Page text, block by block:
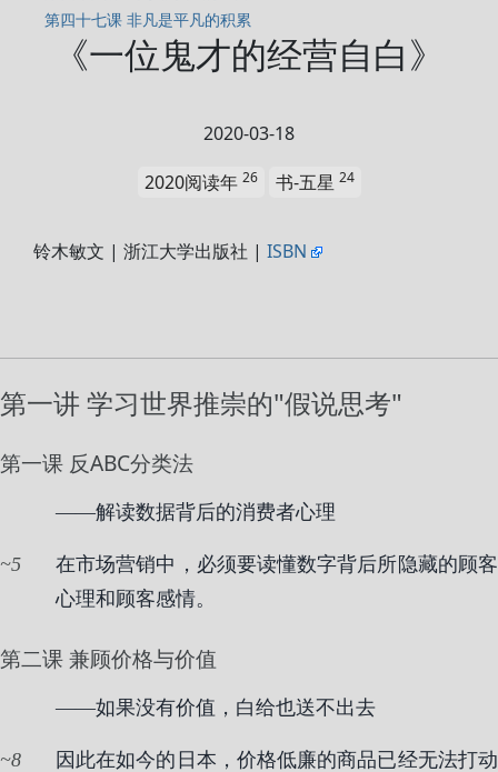
第四十七课 非凡是平凡的积累
《一位鬼才的经营自白》
2020-03-18
2020阅读年 26 书-五星 24
铃木敏文 | 浙江大学出版社 | ISBN
第一讲 学习世界推崇的"假说思考"
第一课 反ABC分类法
——解读数据背后的消费者心理
5
在市场营销中，必须要读懂数字背后所隐藏的顾客
心理和顾客感情。
第二课 兼顾价格与价值
——如果没有价值，白给也送不出去
8
因此在如今的日本，价格低廉的商品已经无法打动